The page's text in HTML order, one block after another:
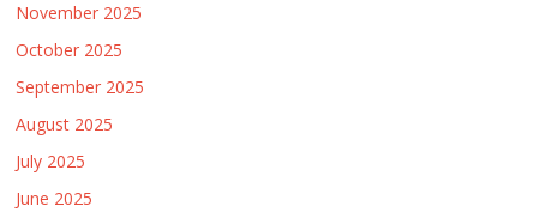
November 2025
October 2025
September 2025
August 2025
July 2025
June 2025